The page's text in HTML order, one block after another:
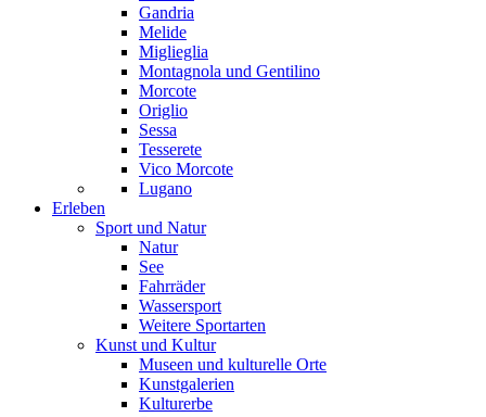
Gandria
Melide
Miglieglia
Montagnola und Gentilino
Morcote
Origlio
Sessa
Tesserete
Vico Morcote
Lugano
Erleben
Sport und Natur
Natur
See
Fahrräder
Wassersport
Weitere Sportarten
Kunst und Kultur
Museen und kulturelle Orte
Kunstgalerien
Kulturerbe